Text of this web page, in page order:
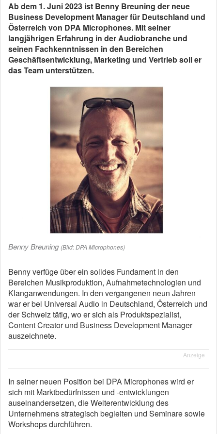
Ab dem 1. Juni 2023 ist Benny Breuning der neue
Business Development Manager für Deutschland und
Österreich von DPA Microphones. Mit seiner
langjährigen Erfahrung in der Audiobranche und
seinen Fachkenntnissen in den Bereichen
Geschäftsentwicklung, Marketing und Vertrieb soll er
das Team unterstützen.
Benny Breuning (Bild: DPA Microphones)
Benny verfüge über ein solides Fundament in den
Bereichen Musikproduktion, Aufnahmetechnologien und
Klanganwendungen. In den vergangenen neun Jahren
war er bei Universal Audio in Deutschland, Österreich und
der Schweiz tätig, wo er sich als Produktspezialist,
Content Creator und Business Development Manager
auszeichnete.
Anzeige
In seiner neuen Position bei DPA Microphones wird er
sich mit Marktbedürfnissen und -entwicklungen
auseinandersetzen, die Weiterentwicklung des
Unternehmens strategisch begleiten und Seminare sowie
Workshops durchführen.